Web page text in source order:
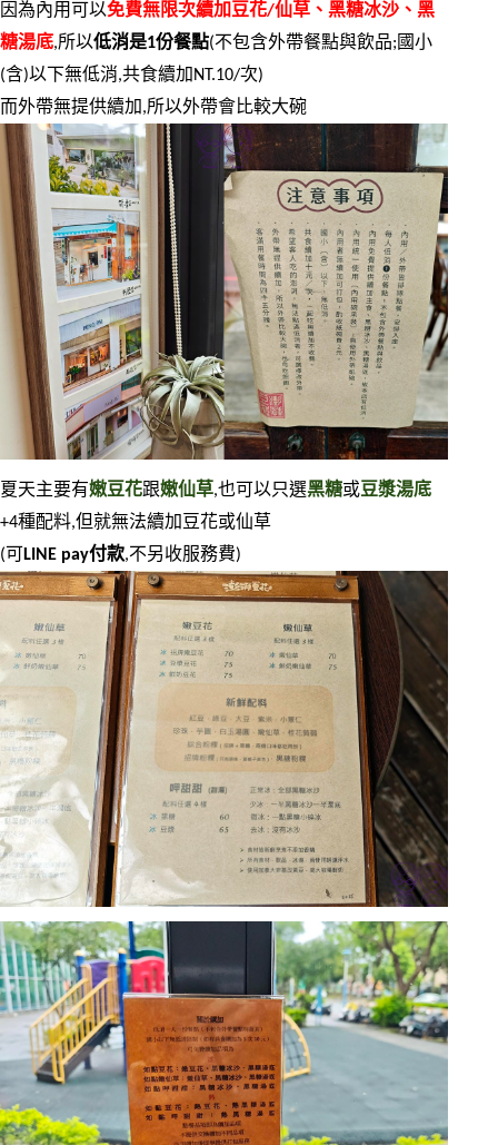
因為內用可以免費無限次續加豆花/仙草、黑糖冰沙、黑
糖湯底,所以低消是1份餐點(不包含外帶餐點與飲品;國小
(含)以下無低消,共食續加NT.10/次)
而外帶無提供續加,所以外帶會比較大碗
夏天主要有嫩豆花跟嫩仙草,也可以只選黑糖或豆漿湯底
+4種配料,但就無法續加豆花或仙草
(可
LINE pay付款,不另收服務費)